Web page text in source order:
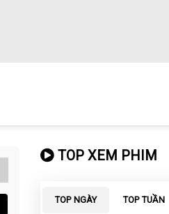
TOP XEM PHIM
TOP NGÀY TOP TUẦN